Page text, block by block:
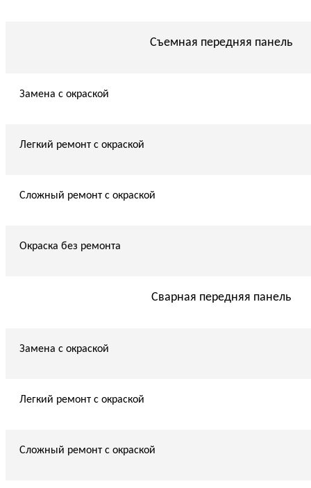
Съемная передняя панель
Замена с окраской
Легкий ремонт с окраской
Сложный ремонт с окраской
Окраска без ремонта
Сварная передняя панель
Замена с окраской
Легкий ремонт с окраской
Сложный ремонт с окраской